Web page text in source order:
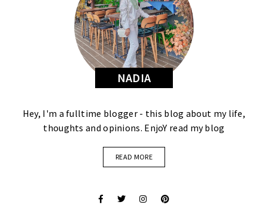
NADIA
Hey, I'm a fulltime blogger - this blog about my life,
thoughts and opinions. EnjoY read my blog
READ MORE